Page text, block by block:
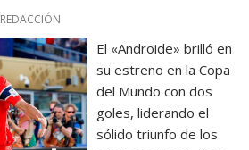
REDACCIÓN
El «Androide» brilló en
su estreno en la Copa
del Mundo con dos
goles, liderando el
sólido triunfo de los